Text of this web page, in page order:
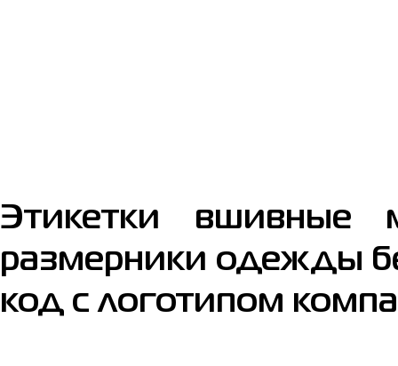
Этикетки вшивные
размерники одежды
код с логотипом